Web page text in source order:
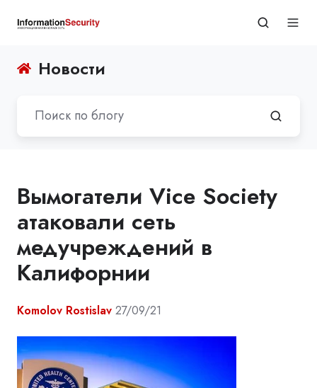
Новости
Вымогатели Vice Society
атаковали сеть
медучреждений в
Калифорнии
Komolov Rostislav 27/09/21